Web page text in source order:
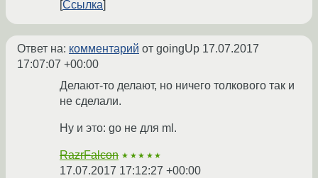
Ссылка
Ответ на: комментарий от goingUp 17.07.2017
17:07:07 +00:00
Делают-то делают, но ничего толкового так и
не сделали.
Ну и это: go не для ml.
RazrFalcon ★★★★★
17.07.2017 17:12:27 +00:00